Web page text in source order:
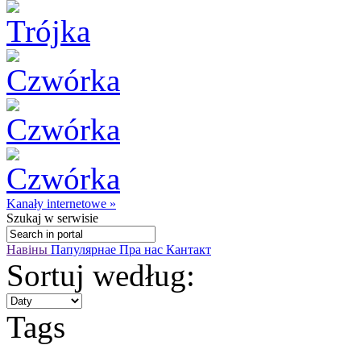
Kanały internetowe »
Szukaj w serwisie
Навіны Папулярнае Пра нас Кантакт
Sortuj według:
Tags